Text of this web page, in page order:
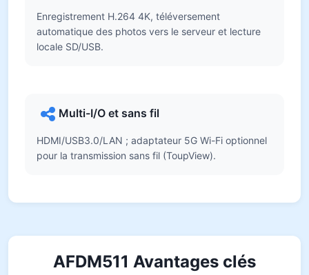
Enregistrement H.264 4K, téléversement
automatique des photos vers le serveur et lecture
locale SD/USB.
Multi-I/O et sans fil
HDMI/USB3.0/LAN ; adaptateur 5G Wi-Fi optionnel
pour la transmission sans fil (ToupView).
AFDM511 Avantages clés